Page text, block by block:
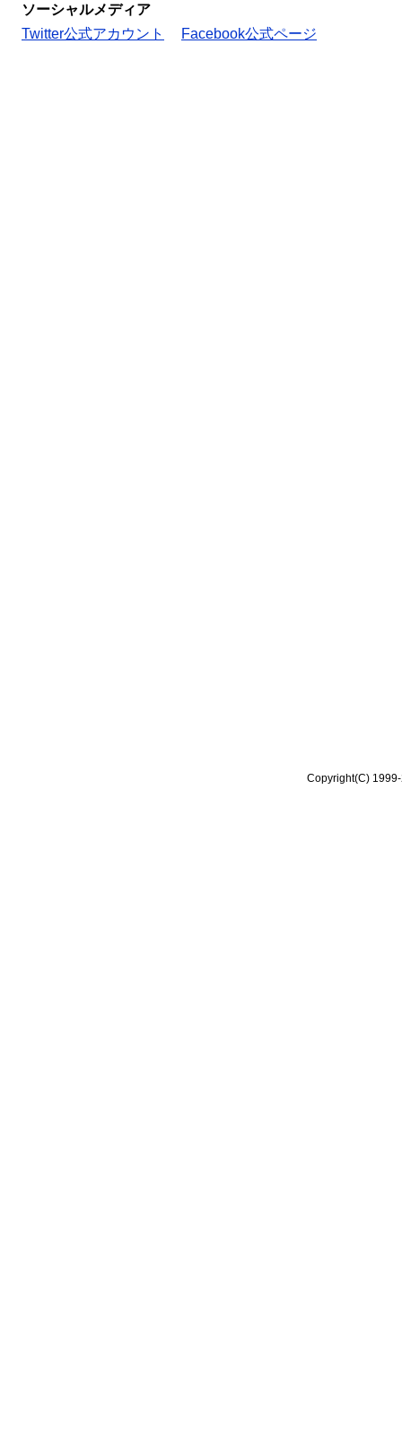
ソーシャルメディア
Twitter公式アカウント
Facebook公式ページ
Copyright(C)